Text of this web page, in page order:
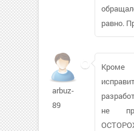
равно.
arbuz-
89
не